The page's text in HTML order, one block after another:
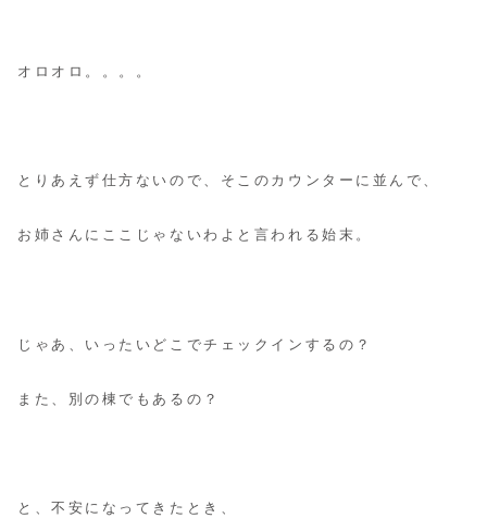
オロオロ。。。。
とりあえず仕方ないので、そこのカウンターに並んで、
お姉さんにここじゃないわよと言われる始末。
じゃあ、いったいどこでチェックインするの？
また、別の棟でもあるの？
と、不安になってきたとき、